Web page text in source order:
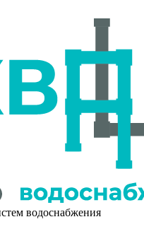
водоснабжения